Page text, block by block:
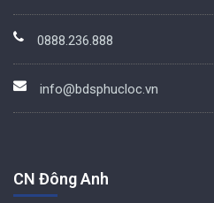
0888.236.888
info@bdsphucloc.vn
CN Đông Anh